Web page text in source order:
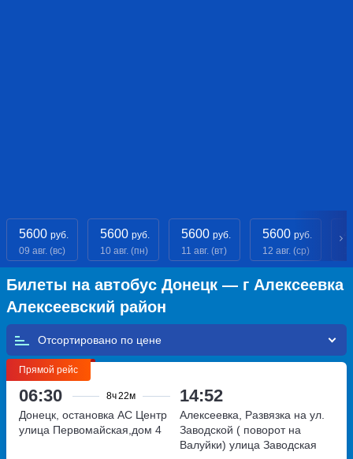
5600 руб.
09 авг. (вс)
5600 руб.
10 авг. (пн)
5600 руб.
11 авг. (вт)
5600 руб.
12 авг. (ср)
Билеты на автобус Донецк — г Алексеевка
Алексеевский район
Отсортировано по
Прямой рейс
06:30 8ч22м 14:52
Донецк, остановка АС Центр
улица Первомайская,дом 4
Алексеевка, Развязка на ул.
Заводской ( поворот на
Валуйки) улица Заводская